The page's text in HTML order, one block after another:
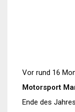
Vor rund 16
Motorsport
Ende des